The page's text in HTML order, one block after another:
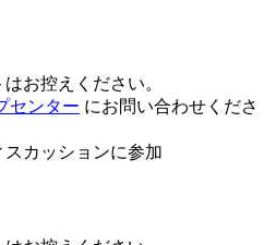
お控えください。
センター にお問い合わせくださ
カッションに参加